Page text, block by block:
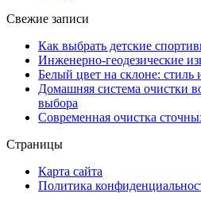
Свежие записи
Как выбрать детские
Инженерно-геодезические
Белый цвет на склоне: стиль
Домашняя система очистки
выбора
Современная очистка
Страницы
Карта сайта
Политика